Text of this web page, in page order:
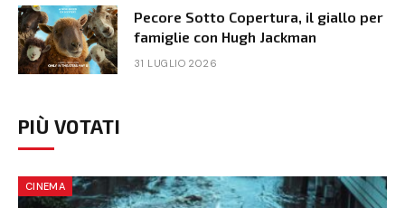
Pecore Sotto Copertura, il giallo per
famiglie con Hugh Jackman
31 LUGLIO 2026
PIÙ VOTATI
CINEMA